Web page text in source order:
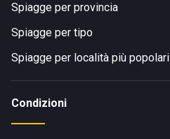
Spiagge per provincia
Spiagge per tipo
Spiagge per località più popolari
Condizioni